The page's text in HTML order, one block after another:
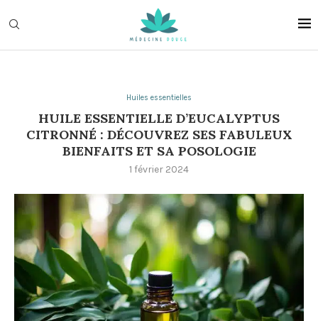
Huiles essentielles
HUILE ESSENTIELLE D’EUCALYPTUS
CITRONNÉ : DÉCOUVREZ SES FABULEUX
BIENFAITS ET SA POSOLOGIE
1 février 2024